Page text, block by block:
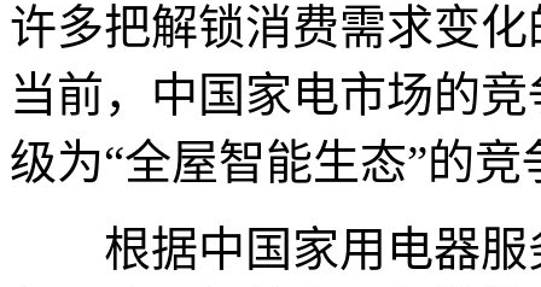
许多把解锁消费需求变
当前，中国家电市场的
级为“全屋智能生态”的竞
根据中国家用电器服